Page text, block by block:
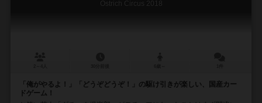
Ostrich Circus 2018
「俺がやるよ！」「どうぞどうぞ！」の駆け引きが楽しい、国産カー
ドゲーム！